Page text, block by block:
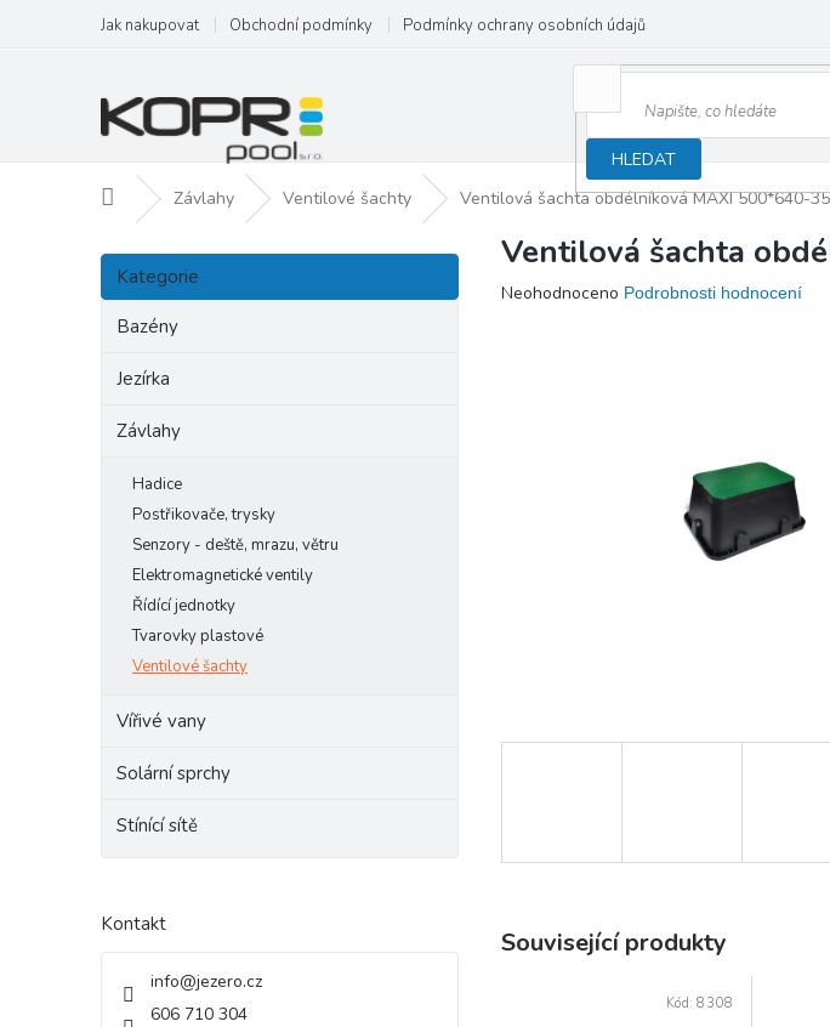
obsah
Jak nakupovat Obchodní podmínky Podmínky ochrany osobních údajů
HLEDAT
Domů Závlahy Ventilové šachty Ventilová šachta obdélníková MAXI 500*640-
P
s
Přeskočit
kategorie
Kategorie
Bazény
Jezírka
Závlahy
Hadice
Postřikovače, trysky
Senzory - deště, mrazu, větru
Elektromagnetické ventily
Řídící jednotky
Tvarovky plastové
Ventilové šachty
Vířivé vany
Solární sprchy
Stínící sítě
Kontakt
info@jezero.cz
606 710 304
Ventilová šachta
Průměrné
Neohodnoceno Podrobnosti hodnocení
Související produkty
Kód: 8308